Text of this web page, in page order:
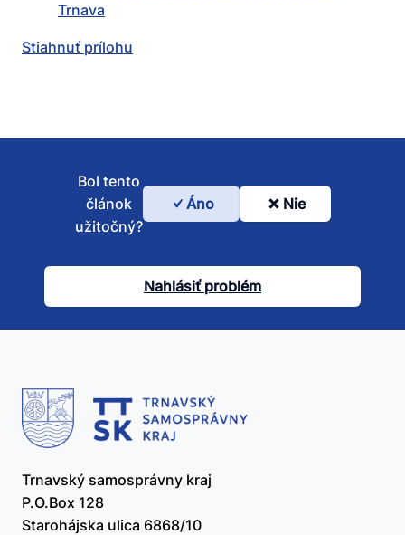
Trnava
Stiahnuť prílohu
Bol
článok
užitočný?
Bol tento
článok
užitočný?
Áno Nie
Nahlásiť problém
Trnavský samosprávny kraj
P.O.Box 128
Starohájska ulica 6868/10